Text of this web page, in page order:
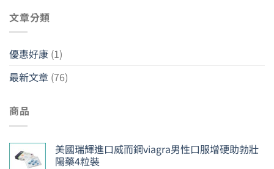
鍵
字:
文章分類
優惠好康 (1)
最新文章 (76)
商品
美國瑞輝進口威而鋼viagra男性口服增硬助勃壯
陽藥4粒裝